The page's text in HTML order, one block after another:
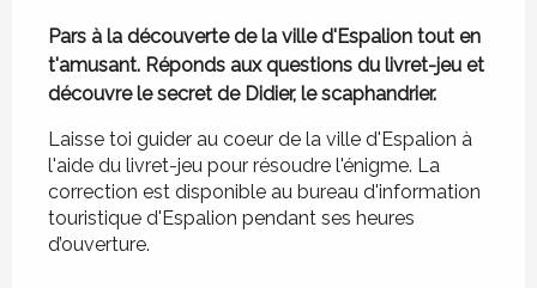
Pars à la découverte de la ville d'Espalion tout en
t'amusant. Réponds aux questions du livret-jeu et
découvre le secret de Didier, le scaphandrier.
Laisse toi guider au coeur de la ville d'Espalion à
l'aide du livret-jeu pour résoudre l'énigme. La
correction est disponible au bureau d'information
touristique d'Espalion pendant ses heures
d’ouverture.